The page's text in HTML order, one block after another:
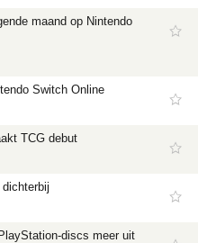
maand op Nintendo
Switch Online
TCG debut
discs meer uit